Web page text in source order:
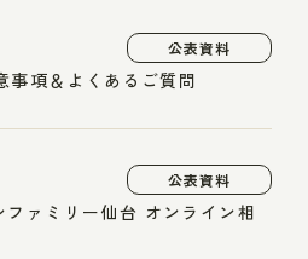
公表資料
事項＆よくあるご質問
公表資料
ァミリー仙台 オンライン相